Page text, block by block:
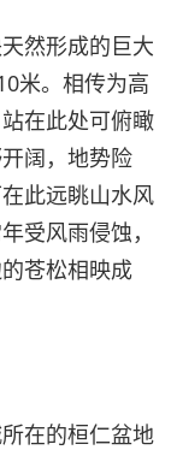
然形成的巨大
米。相传为高
在此处可俯瞰
阔，地势险
此远眺山水风
受风雨侵蚀，
苍松相映成
在的桓仁盆地